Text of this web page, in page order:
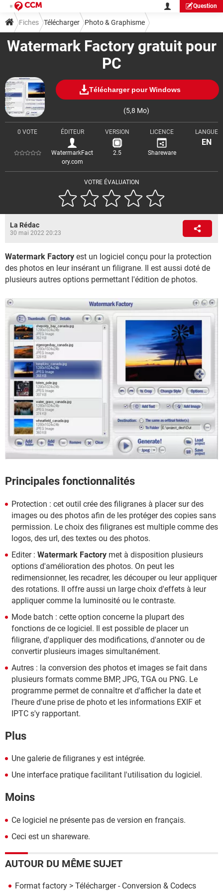
Question
Watermark Factory gratuit pour
PC
Télécharger pour Windows
(5,8 Mo)
VOTRE ÉVALUATION
0 VOTE ÉDITEUR
WatermarkFact
ory.com
VERSION
2.5
LICENCE
Shareware
LANGUE
EN
Fiches Télécharger Photo & Graphisme
La Rédac
30 mai 2022 20:23
Watermark Factory est un logiciel conçu pour la protection
des photos en leur insérant un filigrane. Il est aussi doté de
plusieurs autres options permettant l'édition de photos.
Principales fonctionnalités
Protection : cet outil crée des filigranes à placer sur des
images ou des photos afin de les protéger des copies sans
permission. Le choix des filigranes est multiple comme des
logos, des url, des textes ou des photos.
Editer : Watermark Factory met à disposition plusieurs
options d'amélioration des photos. On peut les
redimensionner, les recadrer, les découper ou leur appliquer
des rotations. Il offre aussi un large choix d'effets à leur
appliquer comme la luminosité ou le contraste.
Mode batch : cette option concerne la plupart des
fonctions de ce logiciel. Il est possible de placer un
filigrane, d'appliquer des modifications, d'annoter ou de
convertir plusieurs images simultanément.
Autres : la conversion des photos et images se fait dans
plusieurs formats comme BMP, JPG, TGA ou PNG. Le
programme permet de connaître et d'afficher la date et
l'heure d'une prise de photo et les informations EXIF et
IPTC s'y rapportant.
Plus
Une galerie de filigranes y est intégrée.
Une interface pratique facilitant l'utilisation du logiciel.
Moins
Ce logiciel ne présente pas de version en français.
Ceci est un shareware.
AUTOUR DU MÊME SUJET
Format factory > Télécharger - Conversion & Codecs